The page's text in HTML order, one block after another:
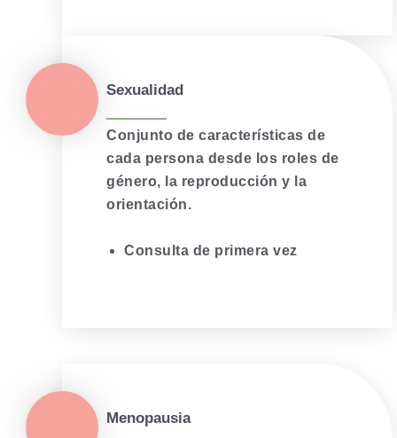
Sexualidad
Conjunto de características de
cada persona desde los roles de
género, la reproducción y la
orientación.
Consulta de primera vez
Menopausia